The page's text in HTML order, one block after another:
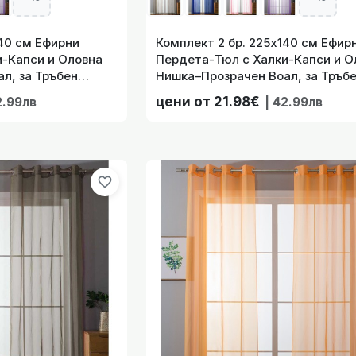
см Ефирни
Капси и Оловна
за Тръбен
Комплект 2 бр. 225х140 см
Пердета-Тюл с Халки-Капси и
Нишка–Прозрачен Воал, за
Корниз Цвят Кафяв, код-203322-
цени от 21.98€ | 42.99лв
favorite_border
225х140 см Ефирни Пердета-Тюл с Халки-Капси и
см Ефирни Пердета-Тюл с Халки-Капси и Оловна
Тръбен Корниз